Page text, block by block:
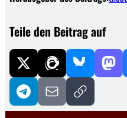
Teile den Beitrag auf